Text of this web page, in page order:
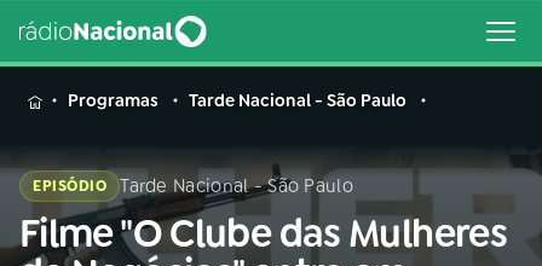
MENU
Buscar
na
Programas Tarde Nacional - São Paulo
EPISÓDIO Tarde Nacional - São Paulo
Filme "O Clube das Mulheres